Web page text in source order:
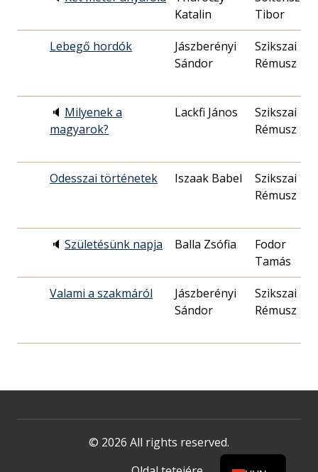
Katalin
Tibor
Lebegő hordók
Jászberényi
Sándor
Szikszai
Rémusz
🔈 Milyenek a
magyarok?
Lackfi János
Szikszai
Rémusz
Odesszai történetek Iszaak Babel
Szikszai
Rémusz
🔈 Születésünk napja Balla Zsófia
Fodor
Tamás
Valami a szakmáról
Jászberényi
Sándor
Szikszai
Rémusz
© 2026 All rights reserved.